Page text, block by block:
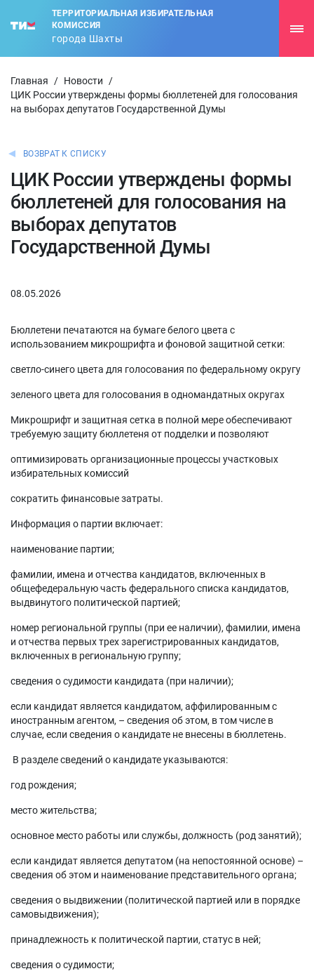
ТЕРРИТОРИАЛЬНАЯ ИЗБИРАТЕЛЬНАЯ
КОМИССИЯ
города Шахты
Главная / Новости
/
ЦИК России утверждены формы бюллетеней для голосования
на выборах депутатов Государственной Думы
ВОЗВРАТ К СПИСКУ
ЦИК России утверждены формы
бюллетеней для голосования на
выборах депутатов
Государственной Думы
08.05.2026
Бюллетени печатаются на бумаге белого цвета с
использованием микрошрифта и фоновой защитной сетки:
светло-синего цвета для голосования по федеральному округу
зеленого цвета для голосования в одномандатных округах
Микрошрифт и защитная сетка в полной мере обеспечивают
требуемую защиту бюллетеня от подделки и позволяют
оптимизировать организационные процессы участковых
избирательных комиссий
сократить финансовые затраты.
Информация о партии включает:
наименование партии;
фамилии, имена и отчества кандидатов, включенных в
общефедеральную часть федерального списка кандидатов,
выдвинутого политической партией;
номер региональной группы (при ее наличии), фамилии, имена
и отчества первых трех зарегистрированных кандидатов,
включенных в региональную группу;
сведения о судимости кандидата (при наличии);
если кандидат является кандидатом, аффилированным с
иностранным агентом, – сведения об этом, в том числе в
случае, если сведения о кандидате не внесены в бюллетень.
В разделе сведений о кандидате указываются:
год рождения;
место жительства;
основное место работы или службы, должность (род занятий);
если кандидат является депутатом (на непостоянной основе) –
сведения об этом и наименование представительного органа;
сведения о выдвижении (политической партией или в порядке
самовыдвижения);
принадлежность к политической партии, статус в ней;
сведения о судимости;